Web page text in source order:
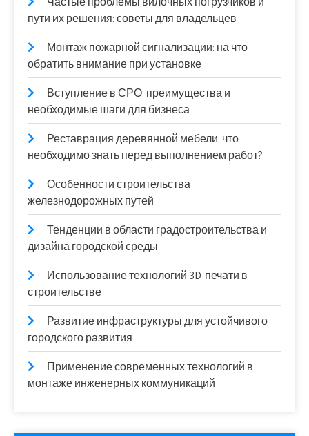
пути их решения: советы для владельцев
Монтаж пожарной сигнализации: на что
обратить внимание при установке
Вступление в СРО: преимущества и
необходимые шаги для бизнеса
Реставрация деревянной мебели: что
необходимо знать перед выполнением работ?
Особенности строительства
железнодорожных путей
Тенденции в области градостроительства и
дизайна городской среды
Использование технологий 3D-печати в
строительстве
Развитие инфраструктуры для устойчивого
городского развития
Применение современных технологий в
монтаже инженерных коммуникаций